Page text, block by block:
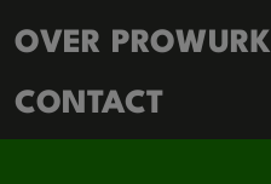
OVER PROWURK
CONTACT